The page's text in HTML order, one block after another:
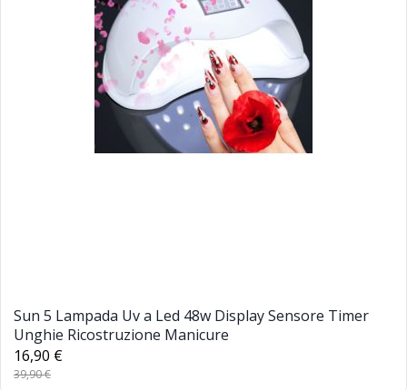
Sun 5 Lampada Uv a Led 48w Display Sensore Timer
Unghie Ricostruzione Manicure
16,90 €
39,90 €